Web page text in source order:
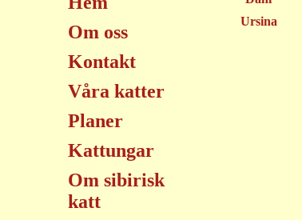
Om oss
Kontakt
Våra katter
Planer
Kattungar
Om sibirisk
katt
Ursina